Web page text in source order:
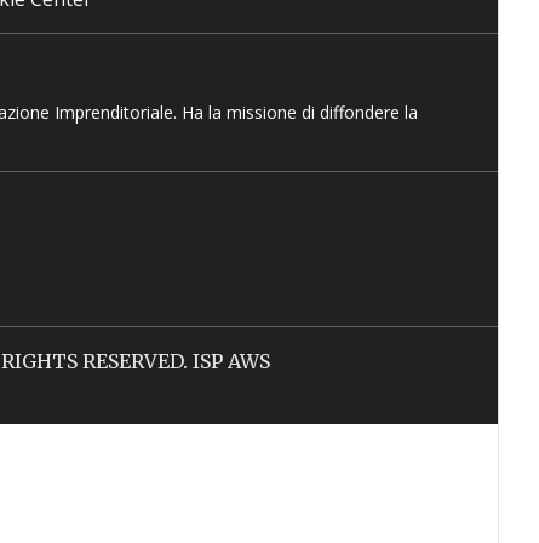
Imprenditoriale. Ha la missione di diffondere la
RESERVED. ISP AWS